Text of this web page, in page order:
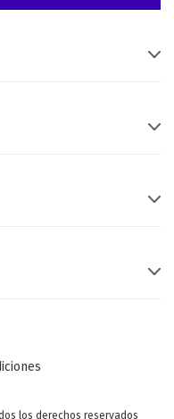
los derechos reservados